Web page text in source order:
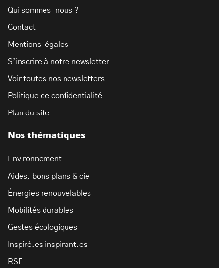
Nos thématiques
Environnement
Aides, bons plans & cie
Énergies renouvelables
Mobilités durables
Gestes écologiques
Inspiré.es inspirant.es
RSE
Qui sommes-nous ?
Contact
Mentions légales
S’inscrire à notre newsletter
Voir toutes nos newsletters
Politique de confidentialité
Plan du site